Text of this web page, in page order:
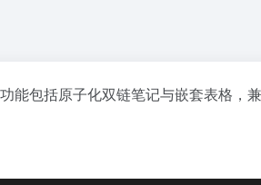
功能包括原子化双链笔记与嵌套表格，